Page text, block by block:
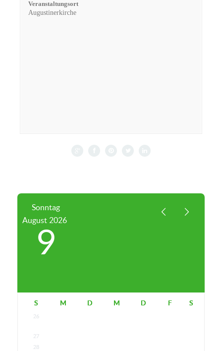
Veranstaltungsort
Augustinerkirche
Sonntag
August 2026
9
S M D M D F S
26
27
28